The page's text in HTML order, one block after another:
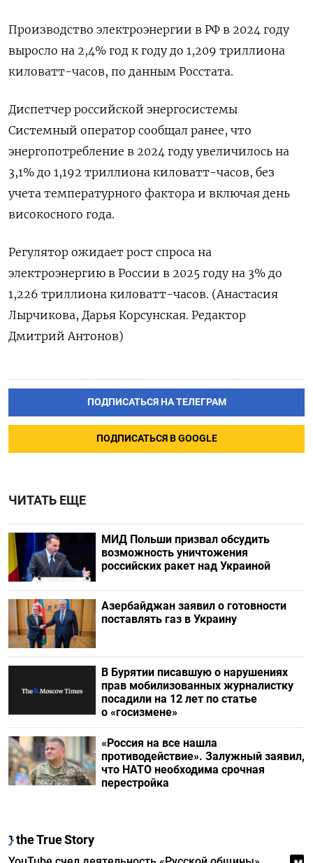
Производство электроэнергии в РФ в 2024 году
выросло на 2,4% год к году до 1,209 триллиона
киловатт-часов, по данным Росстата.
Диспетчер российской энергосистемы
Системный оператор сообщал ранее, что
энергопотребление в 2024 году увеличилось на
3,1% до 1,192 триллиона киловатт-часов, без
учета температурного фактора и включая день
високосного года.
Регулятор ожидает рост спроса на
электроэнергию в России в 2025 году на 3% до
1,226 триллиона киловатт-часов. (Анастасия
Лырчикова, Дарья Корсунская. Редактор
Дмитрий Антонов)
ПОДПИСАТЬСЯ НА ТЕЛЕГРАМ
ПОДПИСАТЬСЯ В GOOGLE
ЧИТАТЬ ЕЩЕ
МИД Польши призвал обсудить
возможность уничтожения
российских ракет над Украиной
Азербайджан заявил о готовности
поставлять газ в Украину
В Бурятии писавшую о нарушениях
прав мобилизованных журналистку
посадили на 12 лет по статье
о «госизмене»
«Россия на все нашла
противодействие». Залужный заявил,
что НАТО необходима срочная
перестройка